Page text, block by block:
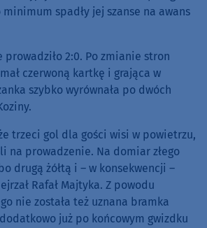
spadły jej szanse na awans
prowadziło 2:0. Po zmianie stron
czerwoną kartkę i grająca w
szybko wyrównała po dwóch
trzeci gol dla gości wisi w powietrzu,
na prowadzenie. Na domiar złego
drugą żółtą i – w konsekwencji –
Rafał Majtyka. Z powodu
nie została też uznana bramka
już po końcowym gwizdku